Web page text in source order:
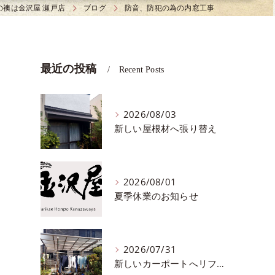
襖は金沢屋 瀬戸店 ブログ 防音、防犯の為の内窓工事
最近の投稿 Recent Posts
2026/08/03
新しい屋根材へ張り替え
2026/08/01
夏季休業のお知らせ
2026/07/31
新しいカーポートへリフォーム